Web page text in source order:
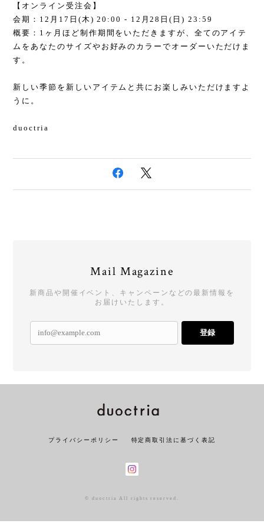
【オンライン受注会】
会期：12月17日(木) 20:00 - 12月28日(日) 23:59
概要：1ヶ月ほど制作期間をいただきますが、全てのアイテ
ムをあなたのサイズやお好みのカラーでオーダーいただけま
す。
新しい季節を新しいアイテムと共にお楽しみいただけますよ
うに。
duoctria
Mail Magazine
新商品や開催イベント、キャンペーンなどの最新情報を
お届けいたします。
登録
プライバシーポリシー 特定商取引法に基づく表記
© duoctria All rights reserved.